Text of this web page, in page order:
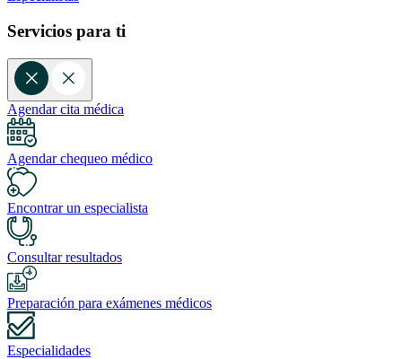
Servicios para ti
Agendar cita médica
Agendar chequeo médico
Encontrar un especialista
Consultar resultados
Preparación para exámenes médicos
Especialidades